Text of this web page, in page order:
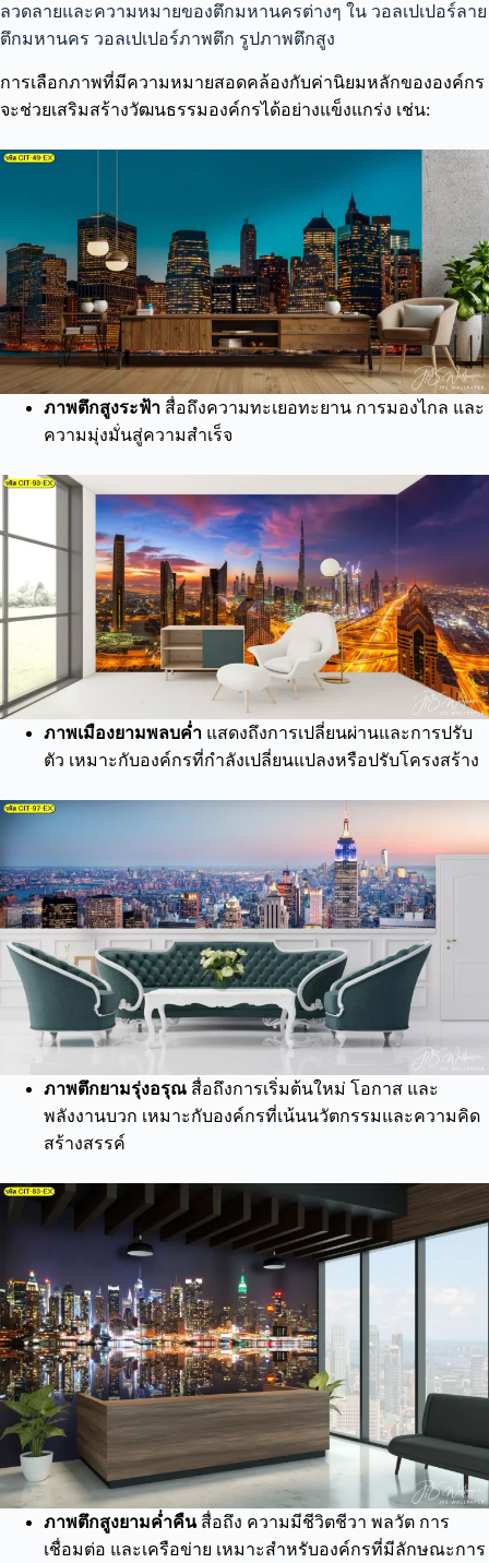
ลวดลายและความหมายของตึกมหานครต่างๆ ใน วอลเปเปอร์ลาย
ตึกมหานคร วอลเปเปอร์ภาพตึก รูปภาพตึกสูง
การเลือกภาพที่มีความหมายสอดคล้องกับค่านิยมหลักขององค์กร
จะช่วยเสริมสร้างวัฒนธรรมองค์กรได้อย่างแข็งแกร่ง เช่น:
ภาพตึกสูงระฟ้า สื่อถึงความทะเยอทะยาน การมองไกล และ
ความมุ่งมั่นสู่ความสำเร็จ
ภาพเมืองยามพลบค่ำ แสดงถึงการเปลี่ยนผ่านและการปรับ
ตัว เหมาะกับองค์กรที่กำลังเปลี่ยนแปลงหรือปรับโครงสร้าง
ภาพตึกยามรุ่งอรุณ สื่อถึงการเริ่มต้นใหม่ โอกาส และ
พลังงานบวก เหมาะกับองค์กรที่เน้นนวัตกรรมและความคิด
สร้างสรรค์
ภาพตึกสูงยามค่ำคืนสื่อถึง ความมีชีวิตชีวา พลวัต การ
เชื่อมต่อ และเครือข่าย เหมาะสำหรับองค์กรที่มีลักษณะการ